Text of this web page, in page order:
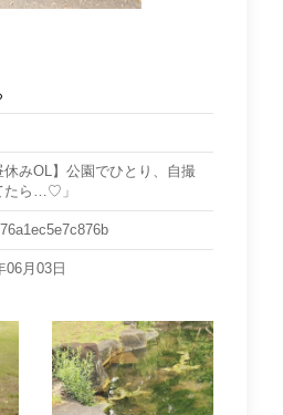
休みOL】公園でひとり、自撮
たら…♡」
06月03日